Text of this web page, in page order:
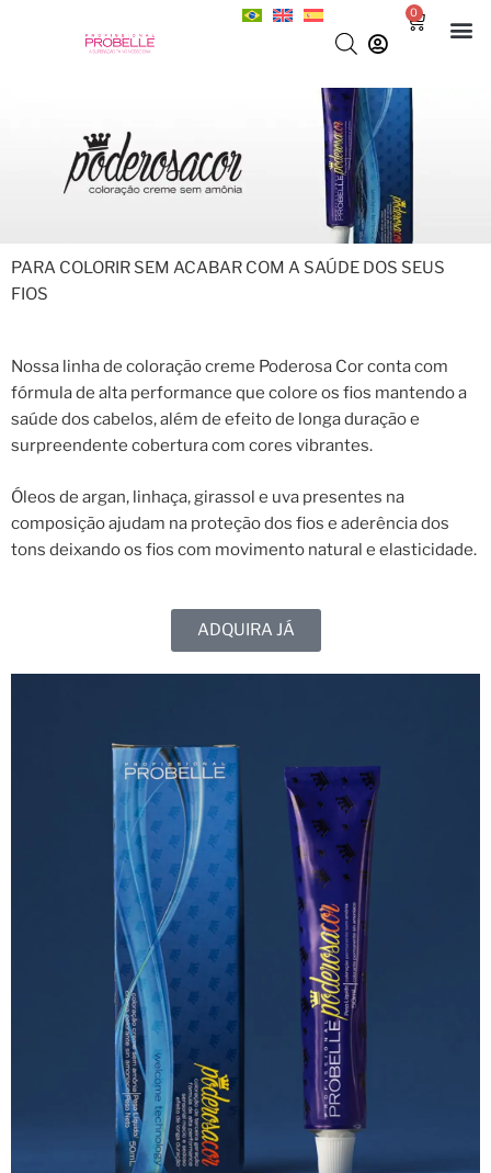
0
PARA COLORIR SEM ACABAR COM A SAÚDE DOS SEUS
FIOS
Nossa linha de coloração creme Poderosa Cor conta com
fórmula de alta performance que colore os fios mantendo a
saúde dos cabelos, além de efeito de longa duração e
surpreendente cobertura com cores vibrantes.
Óleos de argan, linhaça, girassol e uva presentes na
composição ajudam na proteção dos fios e aderência dos
tons deixando os fios com movimento natural e elasticidade.
ADQUIRA JÁ